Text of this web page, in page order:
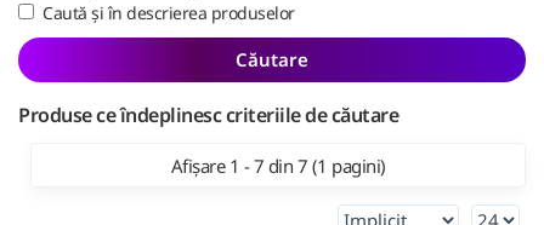
Caută și în descrierea produselor
Căutare
Produse ce îndeplinesc criteriile de căutare
Afișare 1 - 7 din 7 (1 pagini)